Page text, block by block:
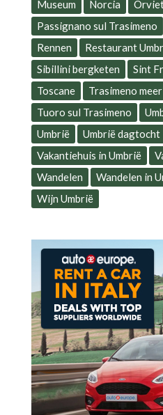
Museum Norcia
Passignano sul Trasimeno
Rennen
Restaurant
Sibillini bergketen
Sint
Toscane
Trasimeno meer
Tuoro sul Trasimeno
Umbrië
Umbrië dagtocht
Vakantiehuis in Umbrië
Wandelen
Wandelen in
Wijn Umbrië